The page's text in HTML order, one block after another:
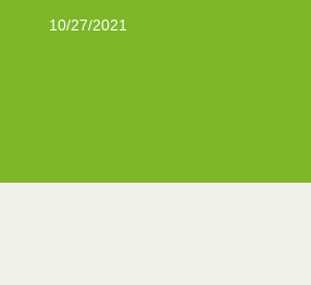
10/27/2021